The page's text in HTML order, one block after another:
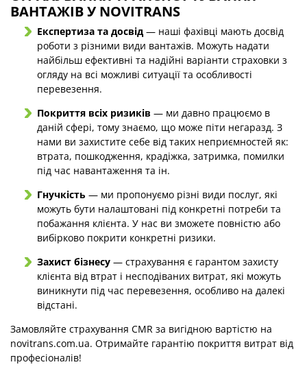
ВАНТАЖІВ У NOVITRANS
Експертиза та досвід — наші фахівці мають досвід
роботи з різними види вантажів. Можуть надати
найбільш ефективні та надійні варіанти страховки з
огляду на всі можливі ситуації та особливості
перевезення.
Покриття всіх ризиків — ми давно працюємо в
даній сфері, тому знаємо, що може піти негаразд. З
нами ви захистите себе від таких неприємностей як:
втрата, пошкодження, крадіжка, затримка, помилки
під час навантаження та ін.
Гнучкість — ми пропонуємо різні види послуг, які
можуть бути налаштовані під конкретні потреби та
побажання клієнта. У нас ви зможете повністю або
вибірково покрити конкретні ризики.
Захист бізнесу — страхування є гарантом захисту
клієнта від втрат і несподіваних витрат, які можуть
виникнути під час перевезення, особливо на далекі
відстані.
Замовляйте страхування CMR за вигідною вартістю на
novitrans.com.ua. Отримайте гарантію покриття витрат від
професіоналів!